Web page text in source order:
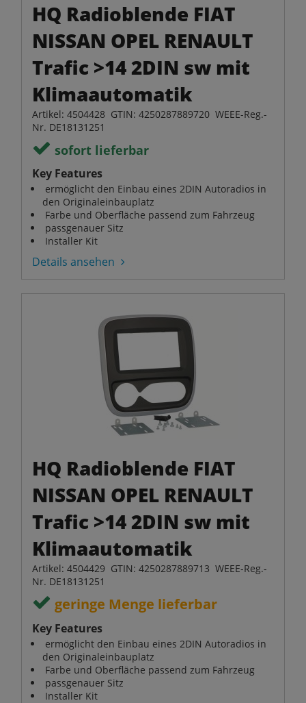
HQ Radioblende FIAT
NISSAN OPEL RENAULT
Trafic >14 2DIN sw mit
Klimaautomatik
Artikel: 4504428 GTIN: 4250287889720 WEEE-Reg.-
Nr. DE18131251
sofort lieferbar
Key Features
ermöglicht den Einbau eines 2DIN Autoradios in
den Originaleinbauplatz
Farbe und Oberfläche passend zum Fahrzeug
passgenauer Sitz
Installer Kit
Details ansehen
HQ Radioblende FIAT
NISSAN OPEL RENAULT
Trafic >14 2DIN sw mit
Klimaautomatik
Artikel: 4504429 GTIN: 4250287889713 WEEE-Reg.-
Nr. DE18131251
geringe Menge lieferbar
Key Features
ermöglicht den Einbau eines 2DIN Autoradios in
den Originaleinbauplatz
Farbe und Oberfläche passend zum Fahrzeug
passgenauer Sitz
Installer Kit